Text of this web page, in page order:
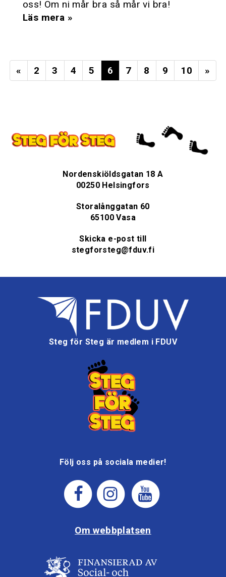
oss! Om ni mår bra så mår vi bra!
Läs mera »
« 2 3 4 5 6 7 8 9 10 »
Nordenskiöldsgatan 18 A
00250 Helsingfors
Storalånggatan 60
65100 Vasa
Skicka e-post till
stegforsteg@fduv.fi
Steg för Steg är medlem i FDUV
Följ oss på sociala medier!
Om webbplatsen